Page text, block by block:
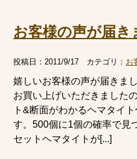
お客様の声が届き
投稿日：2011/9/17 カテゴリ： お
嬉しいお客様の声が届きま
お買い上げいただきました
ト&断面がわかるヘマタイ
す。500個に1個の確率で見
セットヘマタイトが[...]